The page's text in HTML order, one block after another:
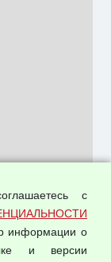
с
информации о
и версии